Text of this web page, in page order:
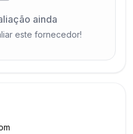
ainda
este fornecedor!